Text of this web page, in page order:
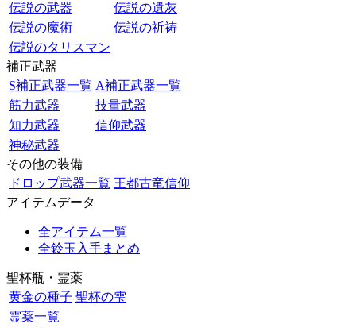
伝説の武器
伝説の遺灰
伝説の魔術
伝説の祈祷
伝説のタリスマン
補正武器
S補正武器一覧 A補正武器一覧
筋力武器
技量武器
知力武器
信仰武器
神秘武器
その他の装備
ドロップ武器一覧 王都古竜信仰
アイテムデータ
全アイテム一覧
全鈴玉入手まとめ
聖杯瓶・霊薬
黄金の種子 聖杯の雫
霊薬一覧